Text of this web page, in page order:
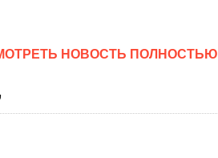
НОВОСТЬ ПОЛНОСТЬЮ